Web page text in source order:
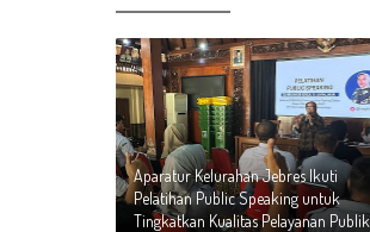
Aparatur Kelurahan Jebres Ikuti
Pelatihan Public Speaking untuk
Tingkatkan Kualitas Pelayanan Publik